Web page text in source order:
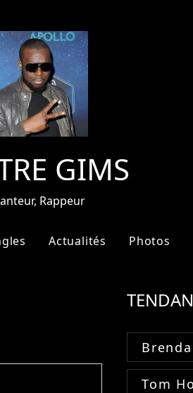
GIMS
Rappeur
Actualités Photos
Tom